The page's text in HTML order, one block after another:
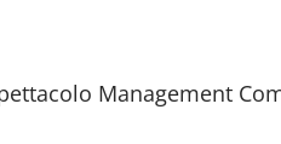
Management